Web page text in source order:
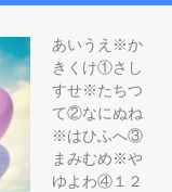
あいうえ※か
きくけ①さし
すせ※たちつ
て②なにぬね
※はひふへ③
まみむめ※や
ゆよわ④１２